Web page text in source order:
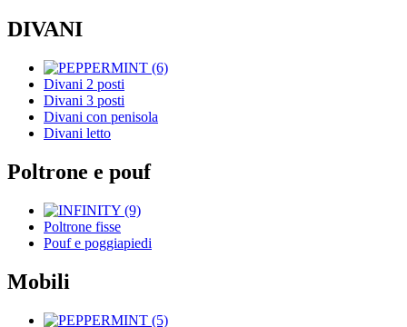
DIVANI
Divani 2 posti
Divani 3 posti
Divani con penisola
Divani letto
Poltrone e pouf
Poltrone fisse
Pouf e poggiapiedi
Mobili